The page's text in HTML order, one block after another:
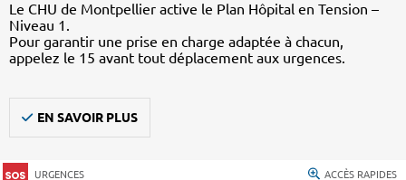
Le CHU de Montpellier active le Plan Hôpital en Tension –
Niveau 1.
Pour garantir une prise en charge adaptée à chacun,
appelez le 15 avant tout déplacement aux urgences.
EN SAVOIR PLUS
URGENCES ACCÈS RAPIDES